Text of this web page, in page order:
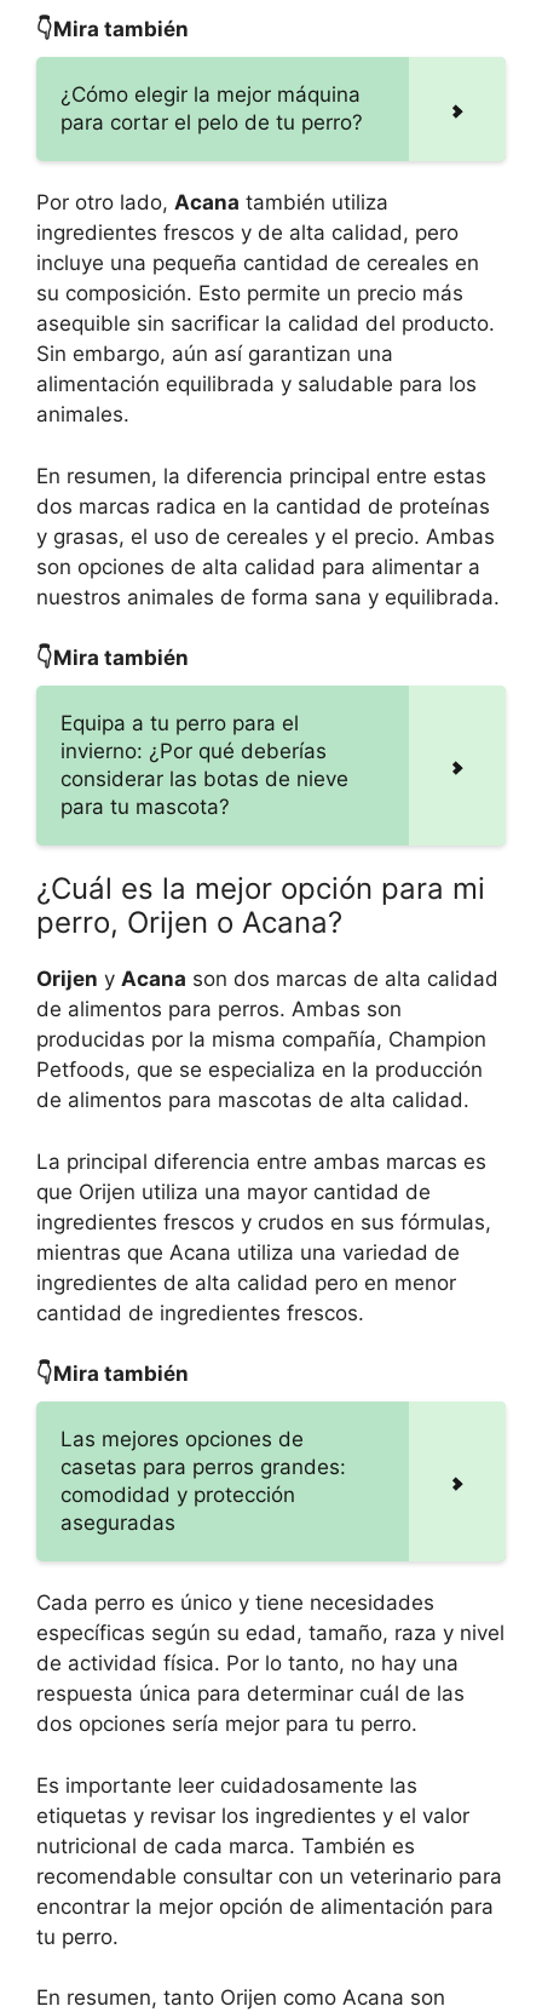
👇Mira también
¿Cómo elegir la mejor máquina
para cortar el pelo de tu perro?
Por otro lado, Acana también utiliza
ingredientes frescos y de alta calidad, pero
incluye una pequeña cantidad de cereales en
su composición. Esto permite un precio más
asequible sin sacrificar la calidad del producto.
Sin embargo, aún así garantizan una
alimentación equilibrada y saludable para los
animales.
En resumen, la diferencia principal entre estas
dos marcas radica en la cantidad de proteínas
y grasas, el uso de cereales y el precio. Ambas
son opciones de alta calidad para alimentar a
nuestros animales de forma sana y equilibrada.
👇Mira también
Equipa a tu perro para el
invierno: ¿Por qué deberías
considerar las botas de nieve
para tu mascota?
¿Cuál es la mejor opción para mi
perro, Orijen o Acana?
Orijen y Acana son dos marcas de alta calidad
de alimentos para perros. Ambas son
producidas por la misma compañía, Champion
Petfoods, que se especializa en la producción
de alimentos para mascotas de alta calidad.
La principal diferencia entre ambas marcas es
que Orijen utiliza una mayor cantidad de
ingredientes frescos y crudos en sus fórmulas,
mientras que Acana utiliza una variedad de
ingredientes de alta calidad pero en menor
cantidad de ingredientes frescos.
👇Mira también
Las mejores opciones de
casetas para perros grandes:
comodidad y protección
aseguradas
Cada perro es único y tiene necesidades
específicas según su edad, tamaño, raza y nivel
de actividad física. Por lo tanto, no hay una
respuesta única para determinar cuál de las
dos opciones sería mejor para tu perro.
Es importante leer cuidadosamente las
etiquetas y revisar los ingredientes y el valor
nutricional de cada marca. También es
recomendable consultar con un veterinario para
encontrar la mejor opción de alimentación para
tu perro.
En resumen, tanto Orijen como Acana son